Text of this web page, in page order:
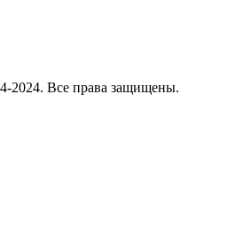
2024. Все права защищены.